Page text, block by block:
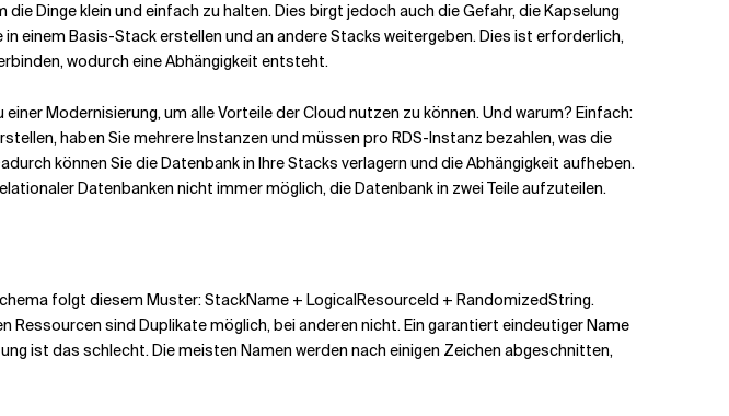
Dinge klein und einfach zu halten. Dies birgt jedoch auch die Gefahr, die Kapselung
einem Basis-Stack erstellen und an andere Stacks weitergeben. Dies ist erforderlich,
wodurch eine Abhängigkeit entsteht.
Modernisierung, um alle Vorteile der Cloud nutzen zu können. Und warum? Einfach:
haben Sie mehrere Instanzen und müssen pro RDS-Instanz bezahlen, was die
können Sie die Datenbank in Ihre Stacks verlagern und die Abhängigkeit aufheben.
Datenbanken nicht immer möglich, die Datenbank in zwei Teile aufzuteilen.
folgt diesem Muster: StackName + LogicalResourceId + RandomizedString.
sind Duplikate möglich, bei anderen nicht. Ein garantiert eindeutiger Name
ist das schlecht. Die meisten Namen werden nach einigen Zeichen abgeschnitten,